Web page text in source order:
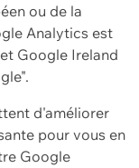
ou de la
Analytics est
Google Ireland
d'améliorer
pour vous en
Google